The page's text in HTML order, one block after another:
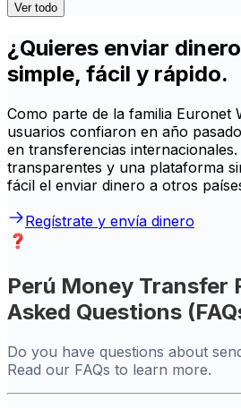
Ver todo
¿Quieres enviar
simple, fácil y rápido.
Como parte de la familia Euronet
usuarios confiaron en año
en transferencias
transparentes y una plataforma
fácil el enviar dinero a otros
Regístrate y envía dinero
Perú Money Transfer
Asked Questions
Do you have questions about
Read our FAQs to learn more.